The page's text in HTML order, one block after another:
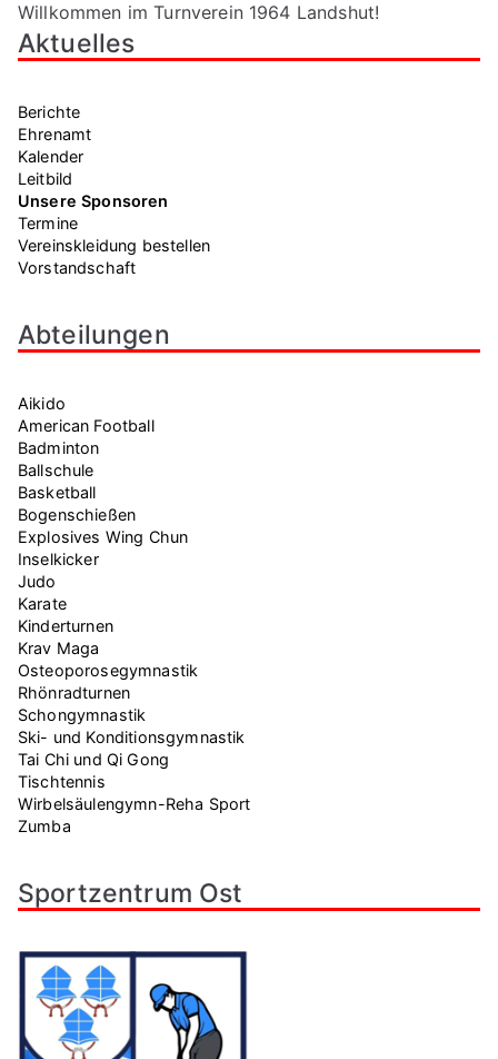
Willkommen im Turnverein 1964 Landshut!
Aktuelles
Berichte
Ehrenamt
Kalender
Leitbild
Unsere Sponsoren
Termine
Vereinskleidung bestellen
Vorstandschaft
Abteilungen
Aikido
American Football
Badminton
Ballschule
Basketball
Bogenschießen
Explosives Wing Chun
Inselkicker
Judo
Karate
Kinderturnen
Krav Maga
Osteoporosegymnastik
Rhönradturnen
Schongymnastik
Ski- und Konditionsgymnastik
Tai Chi und Qi Gong
Tischtennis
Wirbelsäulengymn-Reha Sport
Zumba
Sportzentrum Ost